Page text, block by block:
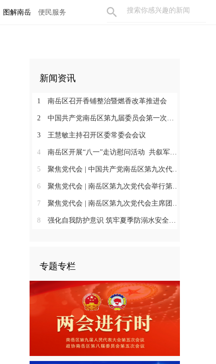
图解南岳 便民服务
新闻资讯
1 南岳区召开香铺整治暨燃香改革推进会
2 中国共产党南岳区第九届委员会第一次全体会议召开 王慧敏当选为中共南岳区委书记
3 王慧敏主持召开区委常委会会议
4 南岳区开展“八一”走访慰问活动 共叙军民鱼水情
5 聚焦党代会 | 中国共产党南岳区第九次代表大会胜利闭幕
6 聚焦党代会 | 南岳区第九次党代会举行第二次全体会议
7 聚焦党代会 | 南岳区第九次党代会主席团举行第五次会议
8 强化自我防护意识 筑牢夏季防溺水安全防线
专题专栏